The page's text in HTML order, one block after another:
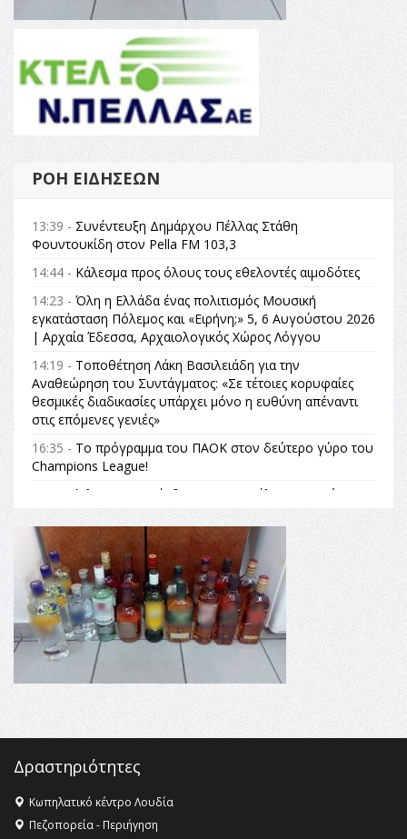
ΡΟΉ ΕΙΔΉΣΕΩΝ
13:39 - Συνέντευξη Δημάρχου Πέλλας Στάθη
Φουντουκίδη στον Pella FM 103,3
14:44 - Κάλεσμα προς όλους τους εθελοντές αιμοδότες
14:23 - Όλη η Ελλάδα ένας πολιτισμός Μουσική
εγκατάσταση Πόλεμος και «Ειρήνη;» 5, 6 Αυγούστου 2026
| Αρχαία Έδεσσα, Αρχαιολογικός Χώρος Λόγγου
14:19 - Τοποθέτηση Λάκη Βασιλειάδη για την
Αναθεώρηση του Συντάγματος: «Σε τέτοιες κορυφαίες
θεσμικές διαδικασίες υπάρχει μόνο η ευθύνη απέναντι
στις επόμενες γενιές»
16:35 - Το πρόγραμμα του ΠΑΟΚ στον δεύτερο γύρο του
Champions League!
Όλυμπος: Εντάχθηκε στον Κατάλογο Παγκόσμιας
Κληρονομιάς της UNESCO – Ομόφωνη η απόφαση Ο
Όλυμπος αναγνωρίστηκε ως φυσικό και πολιτιστικό
αγαθό εξέχουσας οικουμενικής αξίας για την
ανθρωπότητα
16:18 -ΕΝΟΡΙΑΚΕΣ ΚΑΛΟΚΑΙΡΙΝΕΣ ΔΡΑΣΕΙΣ ΓΙΑ ΠΑΙΔΙΑ
ΣΤΗΝ ΕΔΕΣΣΑ
16:15 -Εργασίες συντήρησης οδοφωτισμού στην Ενωτική
Οδό Σίνδου από την Περιφέρεια Κεντρικής Μακεδονίας
11:36 -Λάκης Βασιλειάδης, Συνέντευξη PellaFm 103,3 για
το Μουσείο της Πέλλας, Λουτρά Πόζαρ και Χιονοδρομικό
18:09 -Αυτό το καλοκαίρι δίνουμε ραντεβού στο πιο
Δραστηριότητες
Κωπηλατικό κέντρο Λουδία
Πεζοπορεία - Περιήγηση